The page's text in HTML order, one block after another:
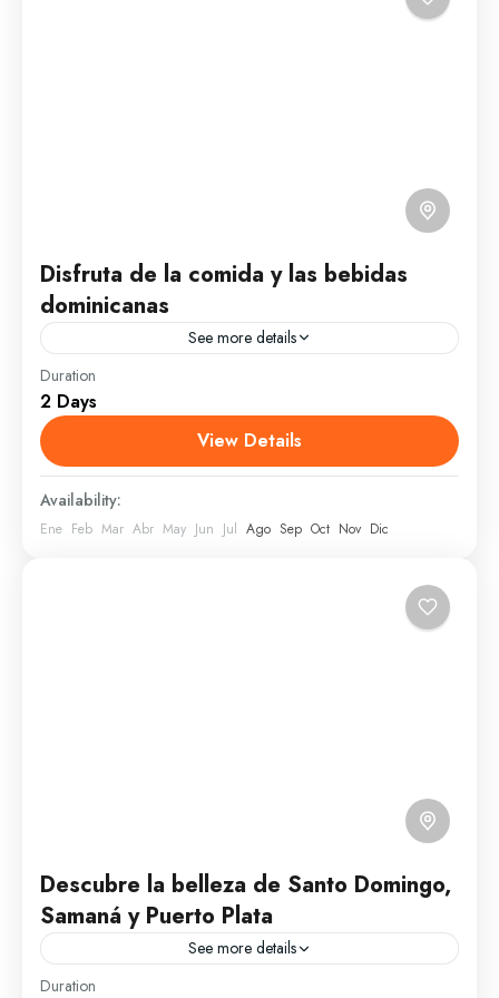
Disfruta de la comida y las bebidas
dominicanas
See more details
Visitaremos los principales restaurantes para
disfrutar, a todo paladar, de la comida dominicana y
sus sabores exquisitos. Será una experiencia
grastronómica única y mmorable. Disfrutaremos...
Moca
1 Person
Duration
2 Days
View Details
Availability:
Ene Feb Mar Abr May Jun Jul Ago Sep Oct Nov Dic
Descubre la belleza de Santo Domingo,
Samaná y Puerto Plata
See more details
Santa Bárbara de Samaná es una provincia ubicada
Duration